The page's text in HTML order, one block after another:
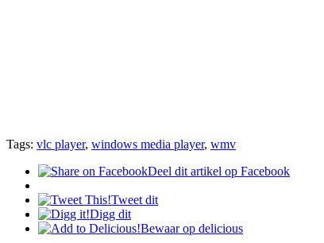
Tags: vlc player, windows media player, wmv
Deel dit artikel op Facebook
Tweet dit
Digg dit
Bewaar op delicious